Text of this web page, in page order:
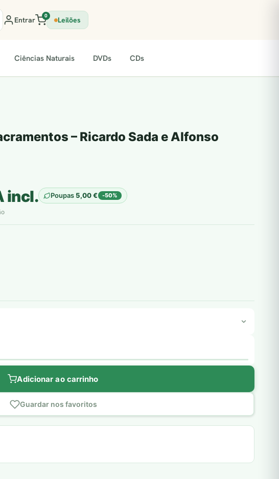
Entrar 0 Leilões
Ciências Naturais DVDs CDs
– Ricardo Sada e Alfonso
incl. Poupas5,00€ -50%
Adicionar ao carrinho
Guardar nos favoritos